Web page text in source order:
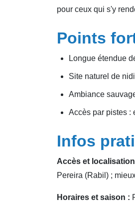
pour ceux qui s'y
Points
Longue étendue
Site naturel de
Ambiance
Accès par pistes :
Infos
Accès et
Pereira (Rabil) ;
Horaires et saison :